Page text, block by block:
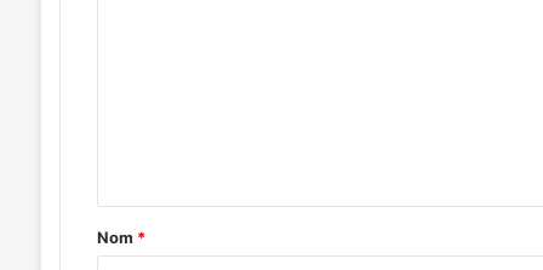
a
Nom *